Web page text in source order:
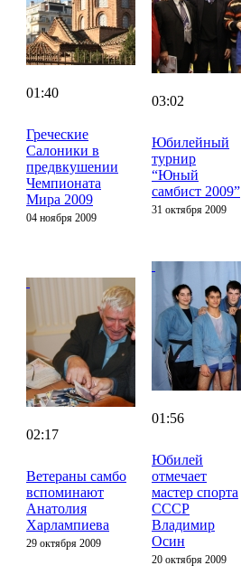
01:40
Греческие
Салоники в
предвкушении
Чемпионата
Мира 2009
04 ноября 2009
03:02
Юбилейный
турнир
“Юный
самбист 2009”
31 октября 2009
02:17
Ветераны самбо
вспоминают
Анатолия
Харлампиева
29 октября 2009
01:56
Юбилей
отмечает
мастер спорта
СССР
Владимир
Осин
20 октября 2009